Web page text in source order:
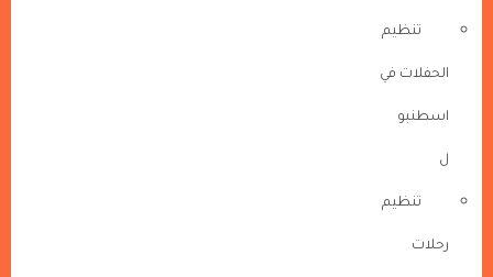
تنظيم
الحفلات في
اسطنبو
ل
تنظيم
رحلات